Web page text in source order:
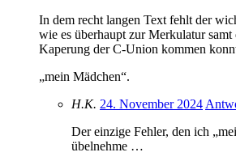
In dem recht langen Text fehlt der
wie es überhaupt zur Merkulatur samt
Kaperung der C-Union kommen
„mein Mädchen“.
H.K. 24. November 2024
Der einzige Fehler, den ich
übelnehme …